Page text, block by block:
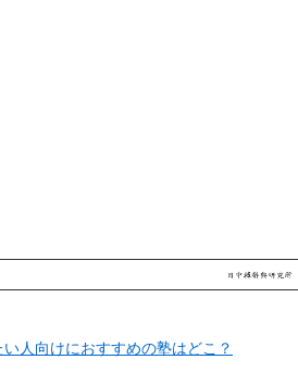
人向けにおすすめの塾はどこ？